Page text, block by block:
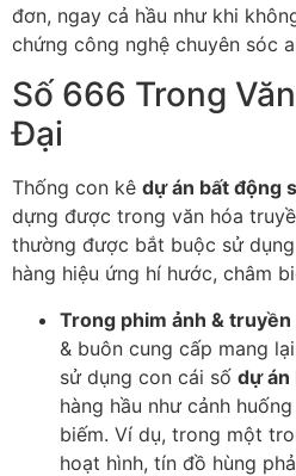
đơn, ngay cả hầu như khi
chứng công nghệ chuyên sóc
Số 666 Trong
Đại
Thống con kê dự án bất động
dựng được trong văn hóa
thường được bắt buộc sử
hàng hiệu ứng hí hước, châm
Trong phim ảnh & truyền
& buôn cung cấp mang
sử dụng con cái số dự án
hàng hầu như cảnh
biếm. Ví dụ, trong một
hoạt hình, tín đồ hùng